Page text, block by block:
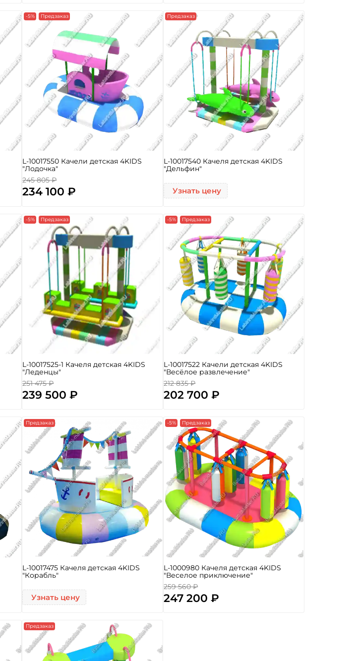
-5% Предзаказ
L-10017550 Качели детская 4KIDS
"Лодочка"
245 805 ₽
234 100 ₽
Предзаказ
L-10017540 Качеля детская 4KIDS
"Дельфин"
Узнать цену
-5% Предзаказ
L-10017525-1 Качеля детская 4KIDS
"Леденцы"
251 475 ₽
239 500 ₽
-5% Предзаказ
L-10017522 Качели детская 4KIDS
"Весёлое развлечение"
212 835 ₽
202 700 ₽
Предзаказ
L-10017475 Качеля детская 4KIDS
"Корабль"
Узнать цену
-5% Предзаказ
L-1000980 Качеля детская 4KIDS
"Веселое приключение"
259 560 ₽
247 200 ₽
Предзаказ